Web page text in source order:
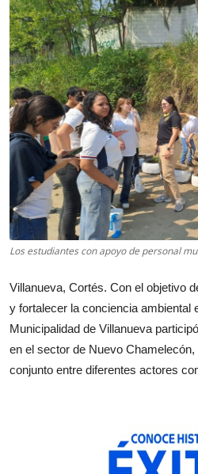
Los estudiantes con apoyo de personal
Villanueva, Cortés. Con el objetivo
y fortalecer la conciencia ambiental
Municipalidad de Villanueva
en el sector de Nuevo
conjunto entre diferentes actores